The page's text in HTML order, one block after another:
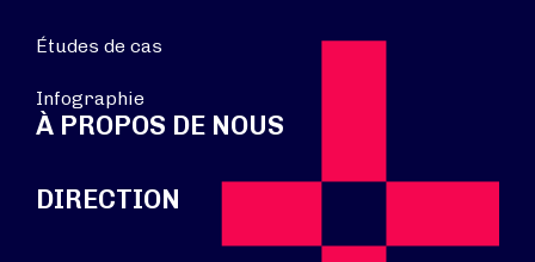
Études de cas
Infographie
À PROPOS DE NOUS
DIRECTION